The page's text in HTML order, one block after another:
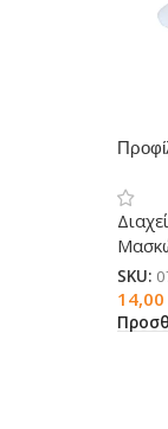
SKU:
14,00